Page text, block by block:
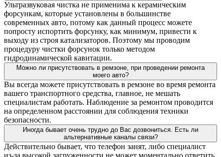
Ультразвуковая чистка не применима к керамическим
форсункам, которые установлены в большинстве
современных авто, потому как данный процесс можете
попросту испортить форсунку, как минимум, привести к
выходу из строя катализаторов. Поэтому мы проводим
процедуру чистки форсунок только методом
гидродинамической кавитации.
Можно ли присутствовать в ремзоне, при проведении ремонта
моего авто?
Вы всегда можете присутствовать в ремзоне во время ремонта
вашего транспортного средства, главное, не мешать
специалистам работать. Наблюдение за ремонтом проводится
на определенном расстоянии для соблюдения техники
безопасности.
Иногда бывает очень трудно до Вас дозвониться. Есть ли
альтернативные каналы связи?
Действительно бывает, что телефон занят, либо специалист